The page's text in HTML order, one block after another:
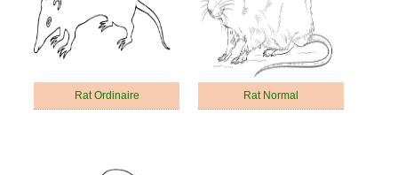
Rat Ordinaire Rat Normal